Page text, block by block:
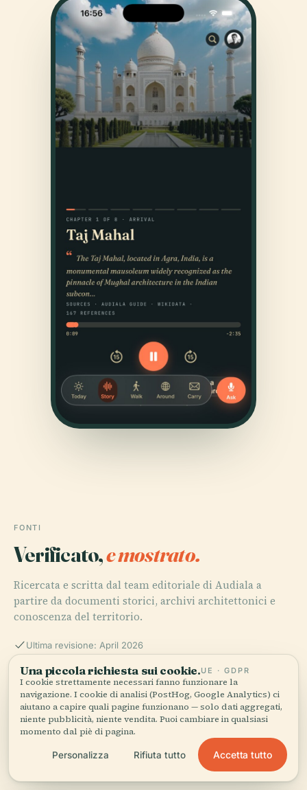
FONTI
Verificato,e mostrato.
Ricercata e scritta dal team editoriale di Audiala a
partire da documenti storici, archivi architettonici e
conoscenza del territorio.
Ultima revisione: April 2026
Visiting Ludwigskirche Saarbrücken: History, Tickets,
and Opening Hours, 2025, Saarbrücken Tourism
Ludwigskirche Saarbrücken: Visiting Hours, Tickets &
Historical Guide, 2023, SpottingHistory
Una piccola richiesta sui cookie.UE · GDPR
I cookie strettamente necessari fanno funzionare la
navigazione. I cookie di analisi (PostHog, Google Analytics) ci
aiutano a capire quali pagine funzionano — solo dati aggregati,
niente pubblicità, niente vendita. Puoi cambiare in qualsiasi
momento dal piè di pagina.
Personalizza Rifiuta tutto Accetta tutto